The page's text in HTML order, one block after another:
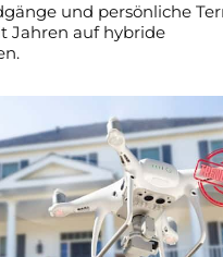
und persönliche
Jahren auf hybride